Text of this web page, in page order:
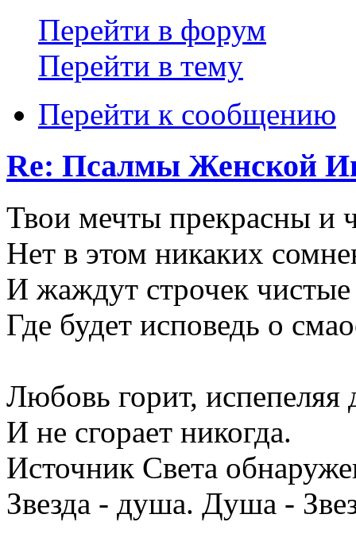
Перейти в форум
Перейти в тему
Перейти к сообщению
Re: Псалмы Женской
Твои мечты прекрасны и
Нет в этом никаких
И жаждут строчек
Где будет исповедь о
Любовь горит, испепеляя
И не сгорает никогда.
Источник Света
Звезда - душа. Душа -